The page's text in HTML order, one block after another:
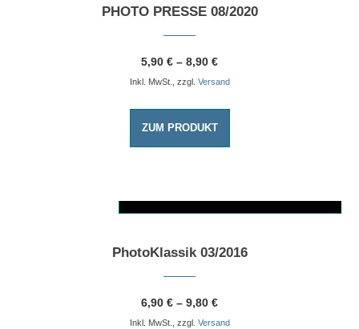
PHOTO PRESSE 08/2020
5,90 € – 8,90 €
Inkl. MwSt., zzgl. Versand
ZUM PRODUKT
Dieses Produkt weist mehrere Varianten auf. Die Optionen können auf der Produktseite gewählt werden
PhotoKlassik 03/2016
6,90 € – 9,80 €
Inkl. MwSt., zzgl. Versand